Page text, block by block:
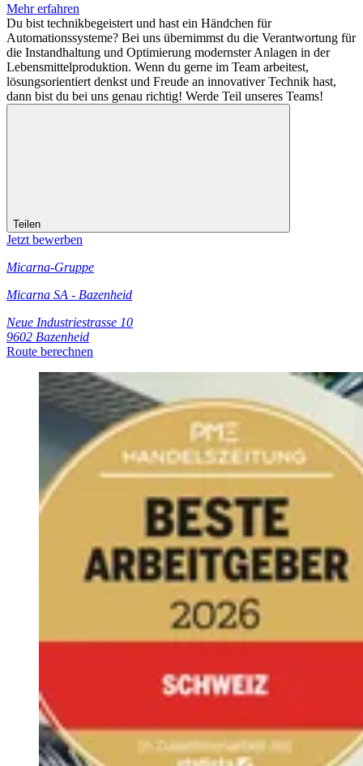
Mehr erfahren
Du bist technikbegeistert und hast ein Händchen für
Automationssysteme? Bei uns übernimmst du die Verantwortung für
die Instandhaltung und Optimierung modernster Anlagen in der
Lebensmittelproduktion. Wenn du gerne im Team arbeitest,
lösungsorientiert denkst und Freude an innovativer Technik hast,
dann bist du bei uns genau richtig! Werde Teil unseres Teams!
Teilen
Jetzt bewerben
Micarna-Gruppe
Micarna SA - Bazenheid
Neue Industriestrasse 10
9602 Bazenheid
Route berechnen